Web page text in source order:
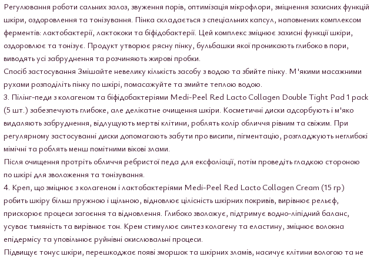
Регулювання роботи сальних залоз, звуження порів, оптимізація мікрофлори, зміцнення захисних функцій
шкіри, оздоровлення та тонізування. Пінка складається з спеціальних капсул, наповнених комплексом
ферментів: лактобактерії, лактококи та біфідобактерії. Цей комплекс зміцнює захисні функції шкіри,
оздоровлює та тонізує. Продукт утворює рясну пінку, бульбашки якої проникають глибоко в пори,
виводять усі забруднення та розчиняють жирові пробки.
Спосіб застосування Змішайте невелику кількість засобу з водою та збийте пінку. М'якими масажними
рухами розподіліть пінку по шкірі, помасажуйте та змийте теплою водою.
3. Пілінг-педи з колагеном та біфідобактеріями Medi-Peel Red Lacto Collagen Double Tight Pad 1 pack
(5 шт.) забезпечують глибоке, але делікатне очищення шкіри. Косметичні диски адсорбують і м'яко
видаляють забруднення, відлущують мертві клітини, роблять колір обличчя рівним та свіжим. При
регулярному застосуванні диски допомагають забути про висипи, пігментацію, розгладжують неглибокі
мімічні та роблять менш помітними вікові злами.
Після очищення протріть обличчя ребристої педа для ексфоліації, потім проведіть гладкою стороною
по шкірі для зволоження та тонізування.
4. Креп, що зміцнює з колагеном і лактобактеріями Medi-Peel Red Lacto Collagen Cream (15 гр)
робить шкіру більш пружною і щільною, відновлює цілісність шкірних покривів, вирівнює рельєф,
прискорює процеси загоєння та відновлення. Глибоко зволожує, підтримує водно-ліпідний баланс,
усуває тьмяність та вирівнює тон. Крем стимулює синтез колагену та еластину, зміцнює волокна
епідермісу та уповільнює руйнівні окислювальні процеси.
Підвищує тонус шкіри, перешкоджає появі зморшок та шкірних зламів, насичує клітини вологою та не